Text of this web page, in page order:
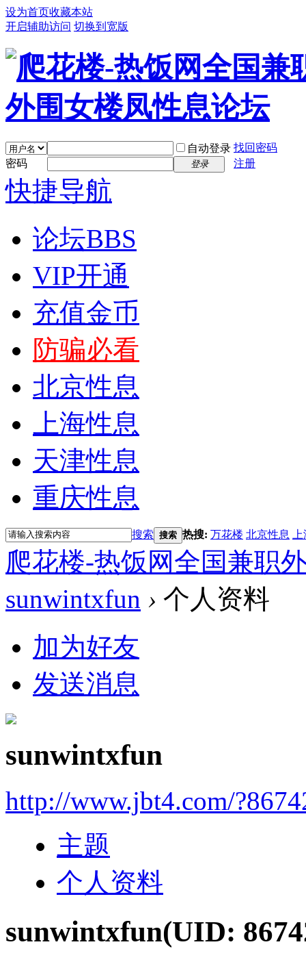
设为首页收藏本站
开启辅助访问 切换到宽版
自动登录 找回密码
密码
登录 注册
快捷导航
论坛BBS
VIP开通
充值金币
防骗必看
北京性息
上海性息
天津性息
重庆性息
搜索 搜索 热搜: 万花楼 北京性息
爬花楼-热饭网全国兼职
sunwintxfun › 个人资料
加为好友
发送消息
sunwintxfun
http://www.jbt4.com/
主题
个人资料
sunwintxfun(UID: